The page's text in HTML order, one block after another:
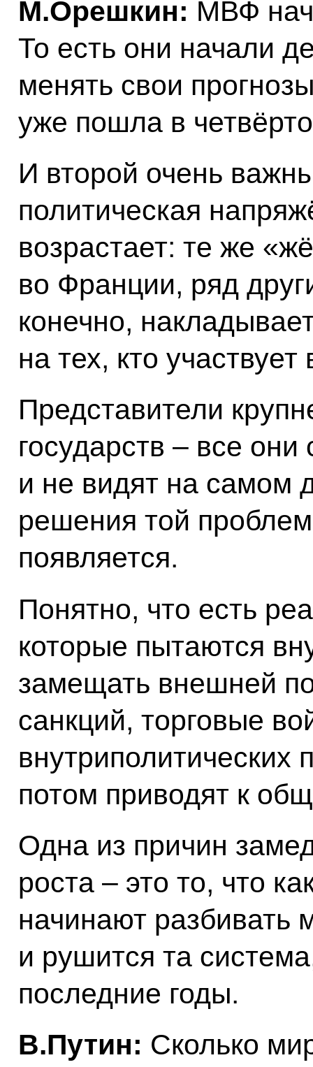
М.Орешкин: МВФ
То есть они начали
менять свои
уже пошла в
И второй очень
политическая
возрастает: те же
во Франции, ряд
конечно,
на тех, кто
Представители
государств – все
и не видят на самом
решения той
появляется.
Понятно, что есть
которые пытаются
замещать внешней
санкций, торговые
потом приводят к
Одна из причин
роста – это то, что
начинают разбивать
и рушится та
последние годы.
В.Путин: Сколько